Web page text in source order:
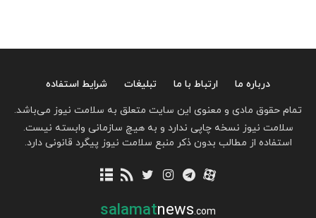
درباره ما ارتباط با ما تبلیغات
شرایط استفاده
تمام حقوق مادی و معنوی این سایت متعلق به سلامت نیوز می‌باشد.
سلامت نیوز نسخه چاپی ندارد و به هیچ سازمانی وابسته نیست.
استفاده از مطالب بدون ذکر منبع سلامت نیوز پیگرد قانونی دارد.
salamatnews.com